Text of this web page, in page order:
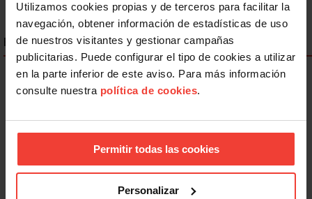
Utilizamos cookies propias y de terceros para facilitar la
navegación, obtener información de estadísticas de uso
de nuestros visitantes y gestionar campañas
publicitarias. Puede configurar el tipo de cookies a utilizar
en la parte inferior de este aviso. Para más información
consulte nuestra política de cookies.
Permitir todas las cookies
Personalizar
ENLACES DESTACADOS